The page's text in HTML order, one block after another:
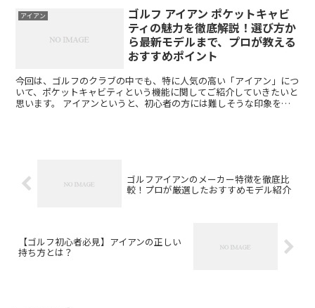
アイアン
ゴルフ アイアン ポケットキャビ
ティの魅力を徹底解説！選び方か
ら最新モデルまで、プロが教える
おすすめポイント
今回は、ゴルフのクラブの中でも、特に人気の高い「アイアン」につ
いて、ポケットキャビティという機能に関してご紹介していきたいと
思います。 アイアンというと、初心者の方には難しそうな印象を持
ゴルフアイアンのメーカー特徴を徹底比
較！プロが厳選したおすすめモデル紹介
【ゴルフ初心者必見】アイアンの正しい
持ち方とは？